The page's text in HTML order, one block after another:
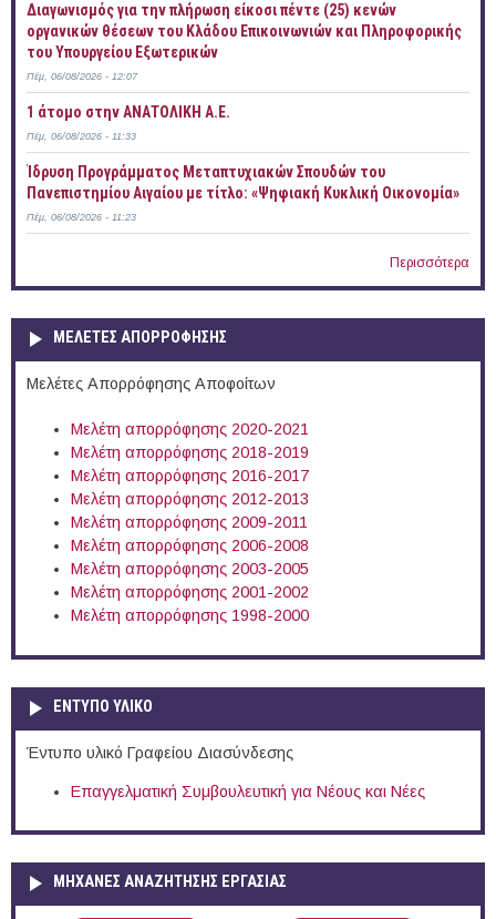
Διαγωνισμός για την πλήρωση είκοσι πέντε (25) κενών
οργανικών θέσεων του Κλάδου Επικοινωνιών και Πληροφορικής
του Υπουργείου Εξωτερικών
Πέμ, 06/08/2026 - 12:07
1 άτομο στην ΑΝΑΤΟΛΙΚΗ Α.Ε.
Πέμ, 06/08/2026 - 11:33
Ίδρυση Προγράμματος Μεταπτυχιακών Σπουδών του
Πανεπιστημίου Αιγαίου με τίτλο: «Ψηφιακή Κυκλική Οικονομία»
Πέμ, 06/08/2026 - 11:23
Περισσότερα
ΜΕΛΕΤΕΣ ΑΠΟΡΡΟΦΗΣΗΣ
Μελέτες Απορρόφησης Αποφοίτων
Μελέτη απορρόφησης 2020-2021
Μελέτη απορρόφησης 2018-2019
Μελέτη απορρόφησης 2016-2017
Μελέτη απορρόφησης 2012-2013
Μελέτη απορρόφησης 2009-2011
Μελέτη απορρόφησης 2006-2008
Μελέτη απορρόφησης 2003-2005
Μελέτη απορρόφησης 2001-2002
Μελέτη απορρόφησης 1998-2000
ΕΝΤΥΠΟ ΥΛΙΚΟ
Έντυπο υλικό Γραφείου Διασύνδεσης
Επαγγελματική Συμβουλευτική για Νέους και Νέες
ΜΗΧΑΝΕΣ ΑΝΑΖΗΤΗΣΗΣ ΕΡΓΑΣΙΑΣ